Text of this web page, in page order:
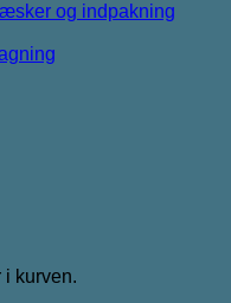
og indpakning
i kurven.